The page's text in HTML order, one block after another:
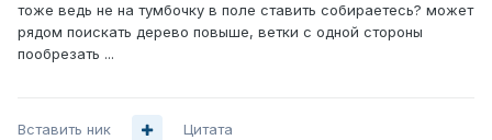
тоже ведь не на тумбочку в поле ставить собираетесь? может
рядом поискать дерево повыше, ветки с одной стороны
пообрезать ...
Вставить ник Цитата